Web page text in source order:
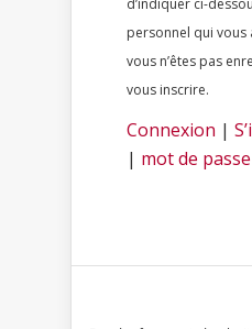
d’indiquer ci-
personnel qui vous a été fourni.
vous n’êtes pas
vous inscrire.
Connexion |
| mot de